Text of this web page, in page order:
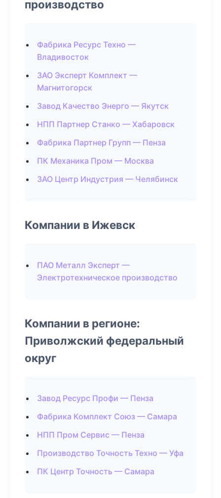
производство
Фабрика Ресурс Техно —
Владивосток
ЗАО Эксперт Комплект —
Магнитогорск
Завод Качество Энерго — Якутск
НПП Партнер Станко — Хабаровск
Фабрика Партнер Групп — Пенза
ПК Механика Пром — Москва
ЗАО Центр Индустрия — Челябинск
Компании в Ижевск
ПАО Металл Эксперт —
Электротехническое производство
Компании в регионе:
Приволжский федеральный
округ
Завод Ресурс Профи — Пенза
Фабрика Комплект Союз — Самара
НПП Пром Сервис — Пенза
Производство Точность Техно — Уфа
ПК Центр Точность — Самара